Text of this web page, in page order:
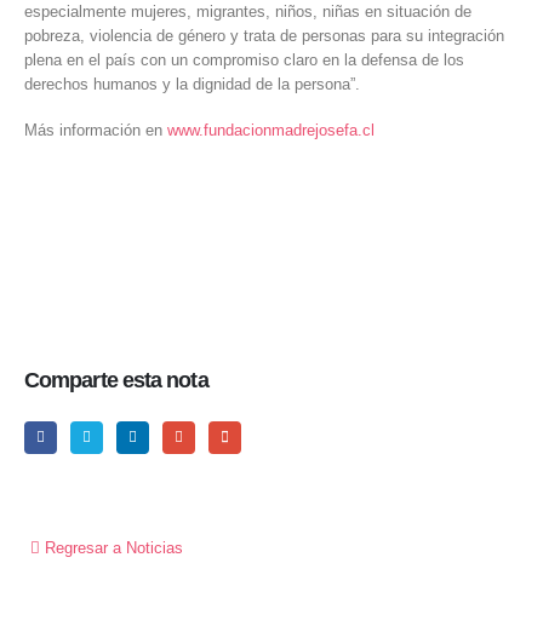
especialmente mujeres, migrantes, niños, niñas en situación de
pobreza, violencia de género y trata de personas para su integración
plena en el país con un compromiso claro en la defensa de los
derechos humanos y la dignidad de la persona”.
Más información en www.fundacionmadrejosefa.cl
Comparte esta nota
Regresar a Noticias